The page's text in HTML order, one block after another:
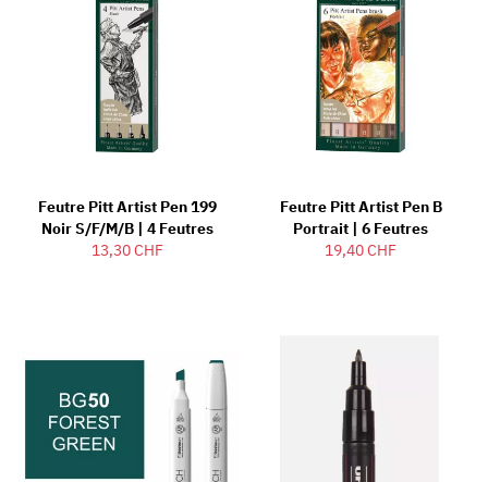
Feutre Pitt Artist Pen 199
Noir S/F/M/B | 4 Feutres
13,30 CHF
Feutre Pitt Artist Pen B
Portrait | 6 Feutres
19,40 CHF